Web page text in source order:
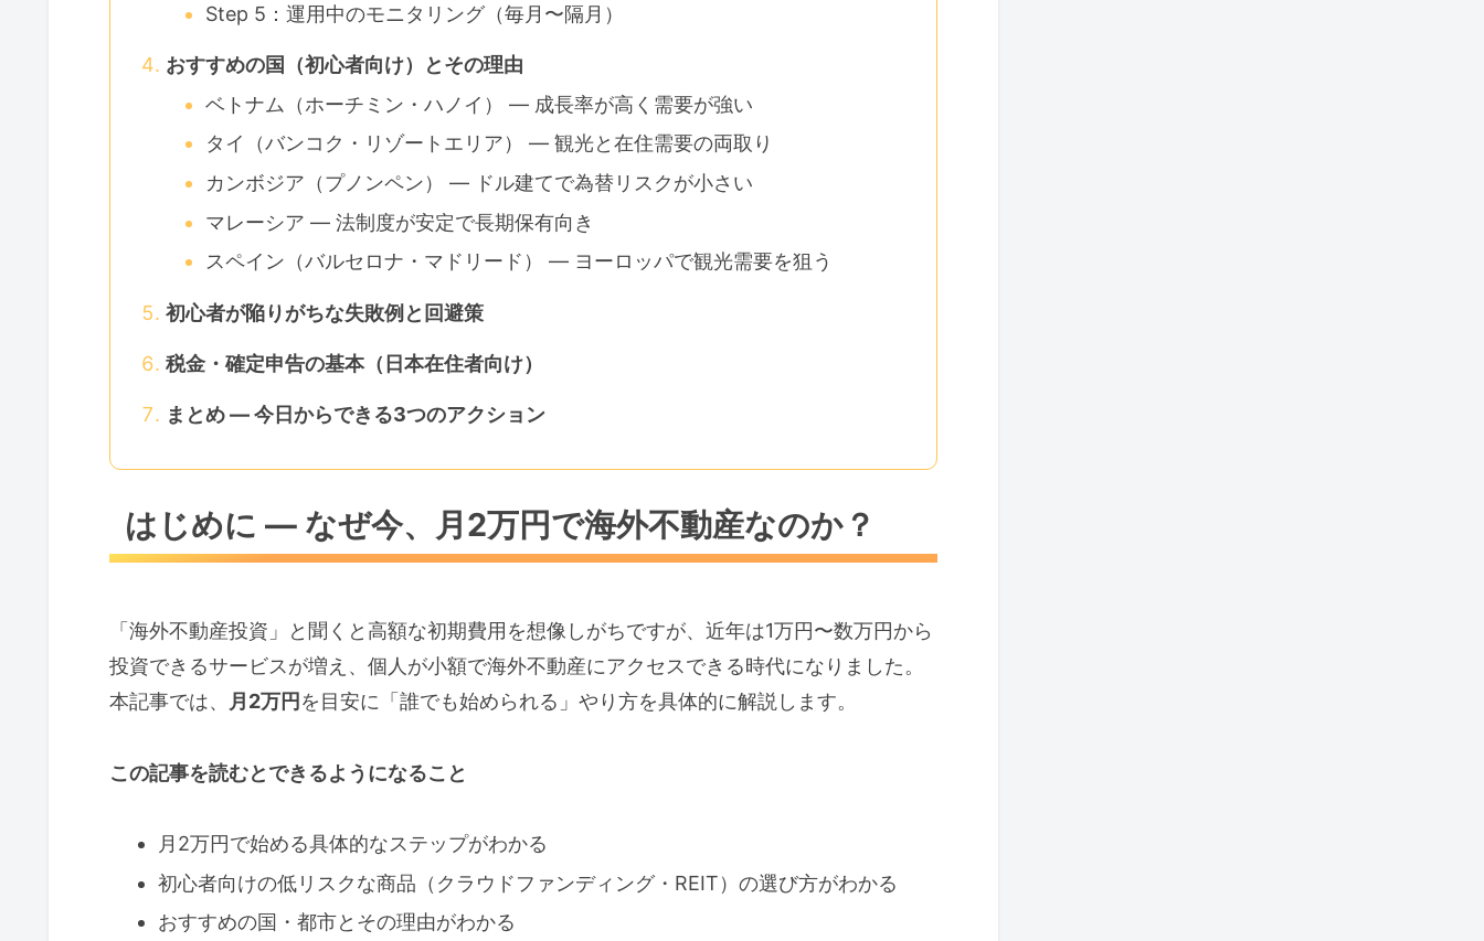
Step 5：運用中のモニタリング（毎月〜隔月）
おすすめの国（初心者向け）とその理由
ベトナム（ホーチミン・ハノイ） — 成長率が高く需要が強い
タイ（バンコク・リゾートエリア） — 観光と在住需要の両取り
カンボジア（プノンペン） — ドル建てで為替リスクが小さい
マレーシア — 法制度が安定で長期保有向き
スペイン（バルセロナ・マドリード） — ヨーロッパで観光需要を狙う
初心者が陥りがちな失敗例と回避策
税金・確定申告の基本（日本在住者向け）
まとめ — 今日からできる3つのアクション
はじめに — なぜ今、月2万円で海外不動産なのか？
「海外不動産投資」と聞くと高額な初期費用を想像しがちですが、近年は1万円〜数万円から
投資できるサービスが増え、個人が小額で海外不動産にアクセスできる時代になりました。
本記事では、 月2万円 を目安に「誰でも始められる」やり方を具体的に解説します。
この記事を読むとできるようになること
月2万円で始める具体的なステップがわかる
初心者向けの低リスクな商品（クラウドファンディング・REIT）の選び方がわかる
おすすめの国・都市とその理由がわかる